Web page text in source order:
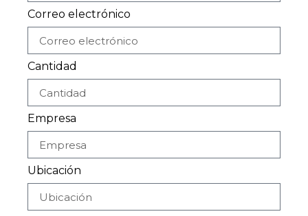
Correo electrónico
Cantidad
Empresa
Ubicación